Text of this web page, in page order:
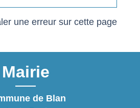
une erreur sur cette page
Mairie
de Blan